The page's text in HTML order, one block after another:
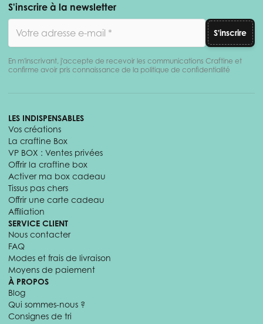
S'inscrire à la newsletter
S'inscrire
En m'inscrivant, j'accepte de recevoir les communications Craftine et
confirme avoir pris connaissance de la politique de confidentialité
LES INDISPENSABLES
Vos créations
La craftine Box
VP BOX : Ventes privées
Offrir la craftine box
Activer ma box cadeau
Tissus pas chers
Offrir une carte cadeau
Affiliation
SERVICE CLIENT
Nous contacter
FAQ
Modes et frais de livraison
Moyens de paiement
À PROPOS
Blog
Qui sommes-nous ?
Consignes de tri